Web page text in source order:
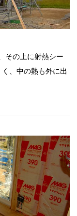
その上に射熱シー
、中の熱も外に出